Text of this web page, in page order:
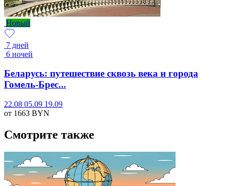
Новый
7 дней
6 ночей
Беларусь: путешествие сквозь века и города
Гомель-Брес...
22.08 05.09 19.09
от 1663 BYN
Смотрите также